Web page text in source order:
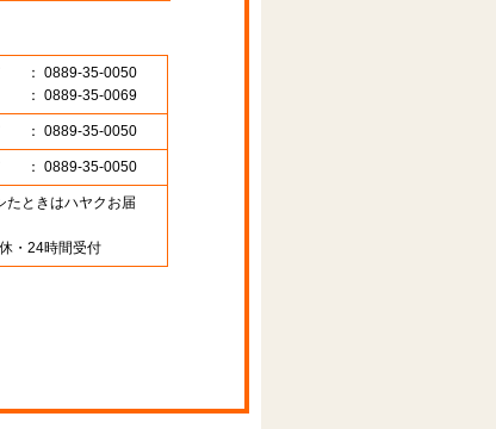
： 0889-35-0050
： 0889-35-0069
： 0889-35-0050
： 0889-35-0050
ときはハヤクお届
・24時間受付